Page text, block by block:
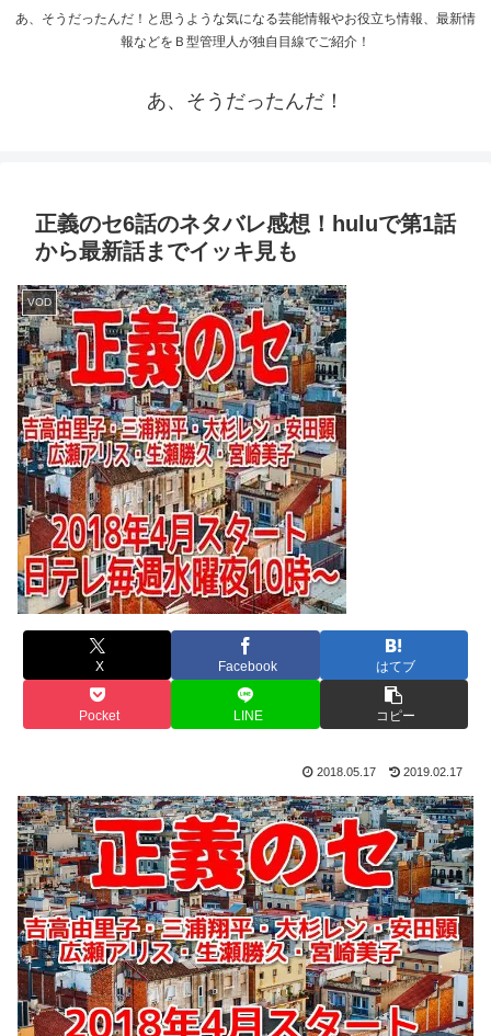
あ、そうだったんだ！と思うような気になる芸能情報やお役立ち情報、最新情
報などをＢ型管理人が独自目線でご紹介！
あ、そうだったんだ！
正義のセ6話のネタバレ感想！huluで第1話
から最新話までイッキ見も
VOD
X Facebook はてブ
Pocket LINE コピー
2018.05.17 2019.02.17